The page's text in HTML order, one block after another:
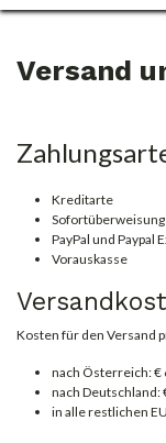
Versand
Kreditarte
Sofortüberweisung
PayPal und Paypal
Vorauskasse
Kosten für den Versand
nach Österreich: €
nach Deutschland:
in alle restlichen